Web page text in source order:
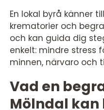
En lokal byrå känner
krematorier och
och kan guida dig
enkelt: mindre stress
minnen, närvaro och
Vad en
Mölndal